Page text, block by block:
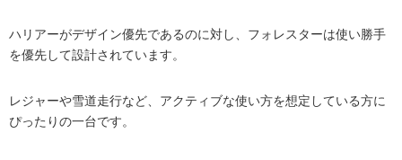
ハリアーがデザイン優先であるのに対し、フォレスターは使い勝手
を優先して設計されています。
レジャーや雪道走行など、アクティブな使い方を想定している方に
ぴったりの一台です。